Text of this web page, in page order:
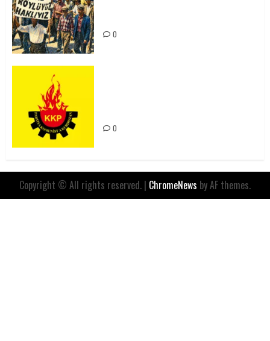
0
0
Copyright © All rights reserved. | ChromeNews by AF themes.